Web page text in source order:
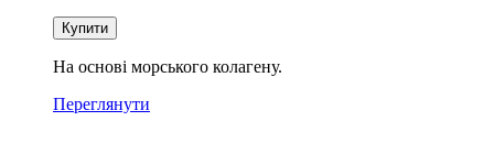
Купити
На основі морського колагену.
Переглянути